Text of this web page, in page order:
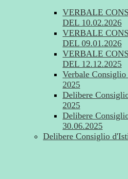
VERBALE
DEL 10.02.2026
VERBALE
DEL 09.01.2026
VERBALE
DEL 12.12.2025
Verbale
2025
Delibere
2025
Delibere
30.06.2025
Delibere Consiglio